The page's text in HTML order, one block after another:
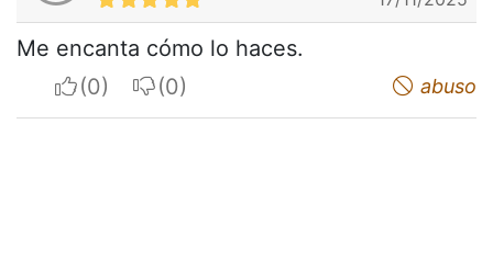
Me encanta cómo lo haces.
I apreciateI do not appreciate abuso